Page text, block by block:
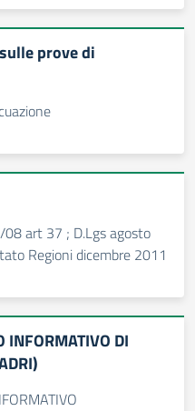
prove di
08 art 37 ; D.Lgs agosto
Regioni dicembre 2011
INFORMATIVO DI